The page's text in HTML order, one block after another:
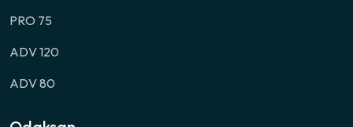
PRO 75
ADV 120
ADV 80